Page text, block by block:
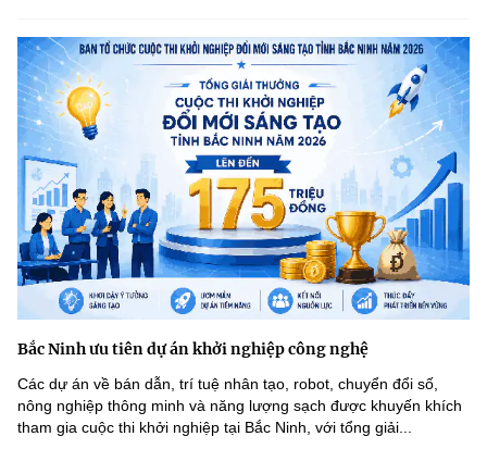
Bắc Ninh ưu tiên dự án khởi nghiệp công nghệ
Các dự án về bán dẫn, trí tuệ nhân tạo, robot, chuyển đổi số,
nông nghiệp thông minh và năng lượng sạch được khuyến khích
tham gia cuộc thi khởi nghiệp tại Bắc Ninh, với tổng giải...